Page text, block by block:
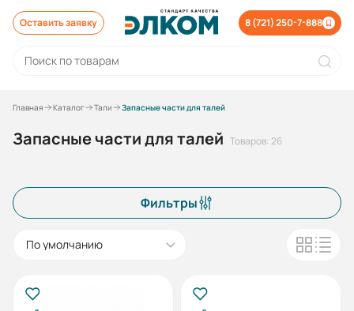
Оставить заявку 8 (721) 250-7-888
Главная Каталог Тали Запасные части для талей
Запасные части для талей Товаров: 26
Фильтры
По умолчанию